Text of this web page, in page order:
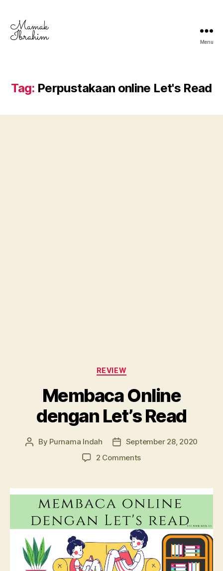
Lifestyle
Blogger
Menu
Tag: Perpustakaan online Let's Read
Categories
REVIEW
Membaca Online
dengan Let’s Read
Post
By Purnama Indah
PostSeptember 28, 2020
2 Commentson
dengan
Let’s